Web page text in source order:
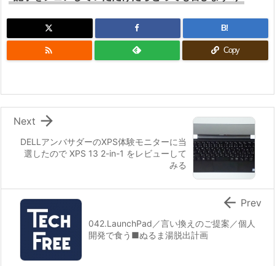
B!
 Copy
DELLアンバサダーのXPS体験モニターに当
選したので XPS 13 2-in-1 をレビューして
みる

Next
042.LaunchPad／言い換えのご提案／個人
開発で食う■ぬるま湯脱出計画
 Prev